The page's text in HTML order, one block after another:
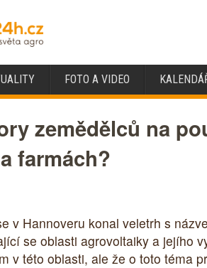
FOTO A VIDEO
zemědělců na
farmách?
v Hannoveru konal veletrh s
se oblasti agrovoltaiky a jejího
v této oblasti, ale že o toto téma